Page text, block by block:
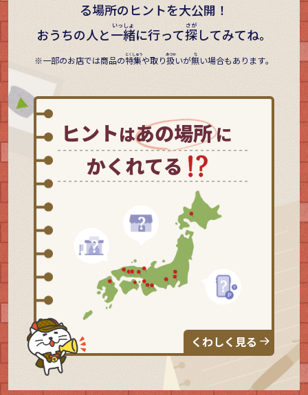
る場所のヒントを大公開！
おうちの人と一緒に行って探してみてね。
一部のお店では商品の特集や取り扱いが無い場合もあります。
ヒントはあの場所に
かくれてる
くわしく見る